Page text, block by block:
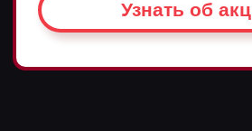
Все продукты создаются с особой
заботой и преданностью
исключительное халяльное